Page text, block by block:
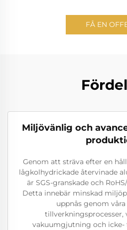
FÅ EN
Miljövänlig och
Genom att sträva efter en
lågkolhydrickade återvinade
är SGS-granskade och
Detta innebär minskad
uppnås genom våra
tillverkningsprocesser,
vakuumgjutning och icke-